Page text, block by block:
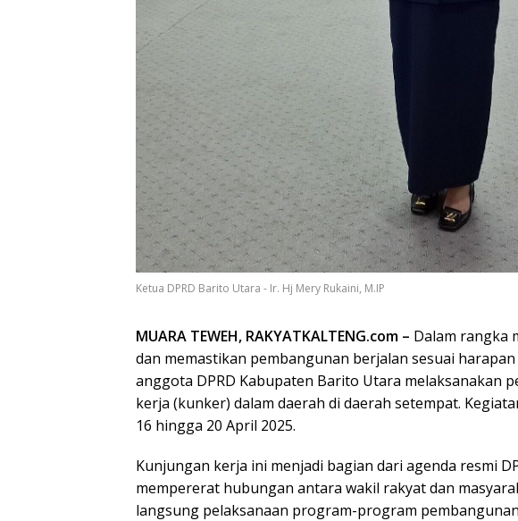
Ketua DPRD Barito Utara - Ir. Hj Mery Rukaini, M.IP
MUARA TEWEH, RAKYATKALTENG.com – Dalam rangka
dan memastikan pembangunan berjalan sesuai
anggota DPRD Kabupaten Barito Utara melaksanakan
kerja (kunker) dalam daerah di daerah setempat.
16 hingga 20 April 2025.
Kunjungan kerja ini menjadi bagian dari agenda resmi
mempererat hubungan antara wakil rakyat dan
langsung pelaksanaan program-program